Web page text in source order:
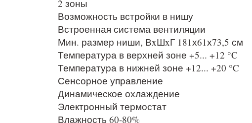
2 зоны
Возможность встройки в нишу
Встроенная система вентиляции
Мин. размер ниши, ВxШxГ 181х61х73,5 см
Температура в верхней зоне +5... +12 °C
Температура в нижней зоне +12... +20 °C
Сенсорное управление
Динамическое охлаждение
Электронный термостат
Влажность 60-80%